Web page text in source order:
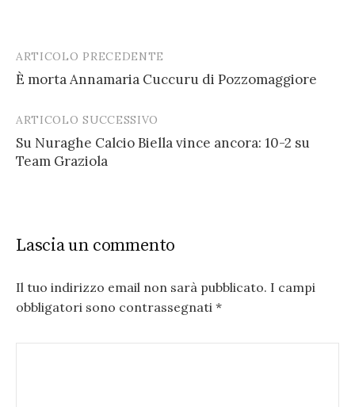
Post
navigation
ARTICOLO PRECEDENTE
È morta Annamaria Cuccuru di Pozzomaggiore
ARTICOLO SUCCESSIVO
Su Nuraghe Calcio Biella vince ancora: 10-2 su
Team Graziola
Lascia un commento
Il tuo indirizzo email non sarà pubblicato. I campi
obbligatori sono contrassegnati *